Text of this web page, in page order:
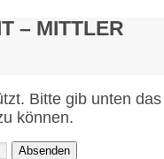
– MITTLER
Bitte gib unten das
können.